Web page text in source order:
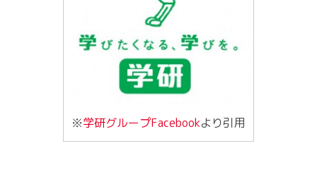
※学研グループFacebookより引用